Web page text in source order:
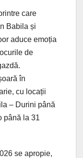
care
Babila și
aduce emoția
de
în
cu locații
– Durini până
până la 31
se apropie,